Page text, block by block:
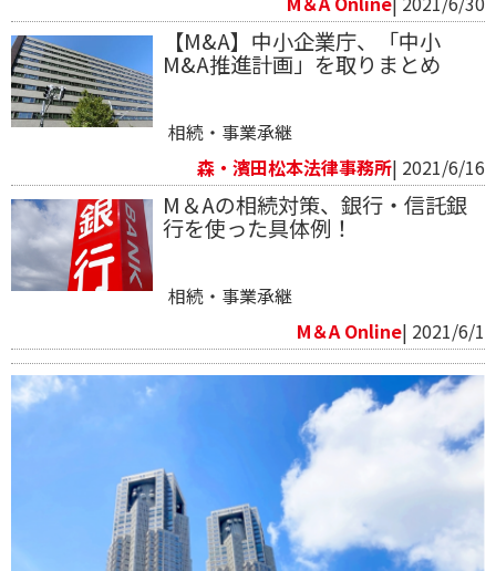
【M&A】中小企業庁、「中小
M&A推進計画」を取りまとめ
相続・事業承継
森・濱田松本法律事務所| 2021/6/16
M＆Aの相続対策、銀行・信託銀
行を使った具体例！
相続・事業承継
M＆A Online| 2021/6/1